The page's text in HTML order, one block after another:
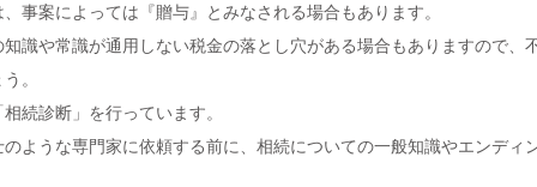
事案によっては『贈与』とみなされる場合もあります。
識や常識が通用しない税金の落とし穴がある場合もありますので
。
続診断」を行っています。
ような専門家に依頼する前に、相続についての一般知識やエンデ